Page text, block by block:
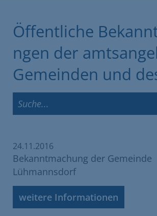
Öffentliche
ngen der
Gemeinden und
24.11.2016
Bekanntmachung der Gemeinde
Lühmannsdorf
weitere Informationen